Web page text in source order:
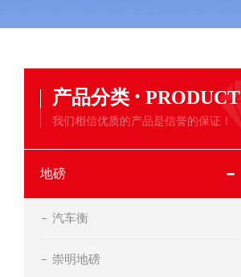
产品分类 · PRODUCT
我们相信优质的产品是信誉的保证！
地磅
汽车衡
崇明地磅